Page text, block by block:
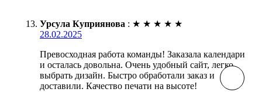
Урсула Куприянова : ★ ★ ★ ★ ★
28.02.2025
Превосходная работа команды! Заказала календари
и осталась довольна. Очень удобный сайт, легко
выбрать дизайн. Быстро обработали заказ и
доставили. Качество печати на высоте!